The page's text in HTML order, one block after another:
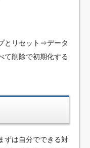
とリセット⇒データ
削除で初期化する
ずは自分でできる対